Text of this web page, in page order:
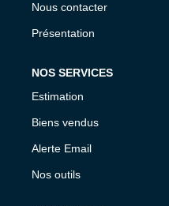
Nous contacter
Présentation
NOS SERVICES
Estimation
Biens vendus
Alerte Email
Nos outils